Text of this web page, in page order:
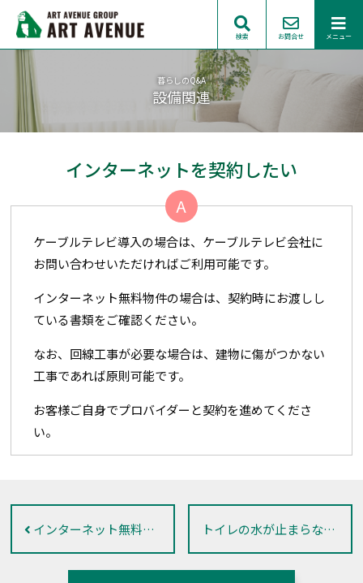
検索 お問合せ メニュー
暮らしのQ&A
設備関連
インターネットを契約したい
A
ケーブルテレビ導入の場合は、ケーブルテレビ会社に
お問い合わせいただければご利用可能です。
インターネット無料物件の場合は、契約時にお渡しし
ている書類をご確認ください。
なお、回線工事が必要な場合は、建物に傷がつかない
工事であれば原則可能です。
お客様ご自身でプロバイダーと契約を進めてくださ
い。
インターネット無料の部屋だが使い方が分からない トイレの水が止まらない